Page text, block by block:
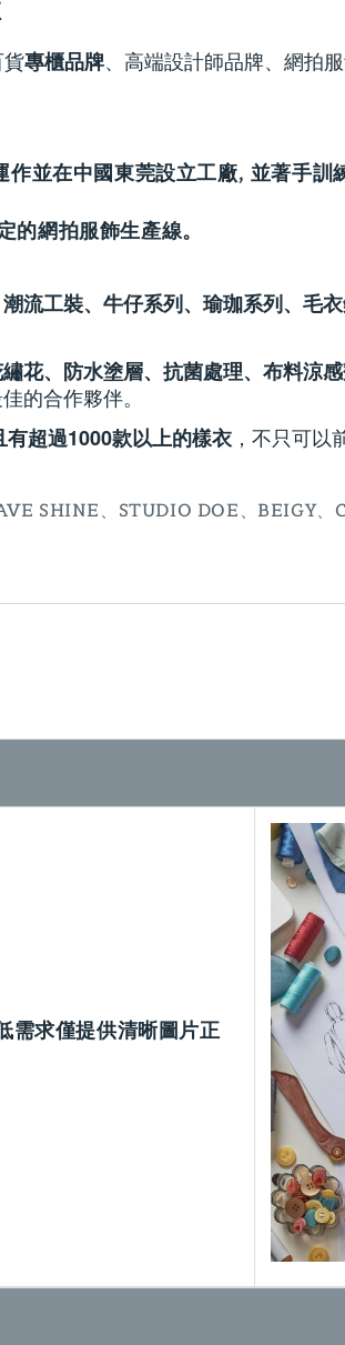
專櫃品牌、高端設計師品牌、網拍
並在中國東莞設立工廠, 並著手訓
的網拍服飾生產線。
流工裝、牛仔系列、瑜珈系列、
花、防水塗層、抗菌處理、布料涼
的合作夥伴。
有超過1000款以上的樣衣 ，不只可以
SHINE、STUDIO DOE、BEIGY、
需求僅提供清晰圖片正